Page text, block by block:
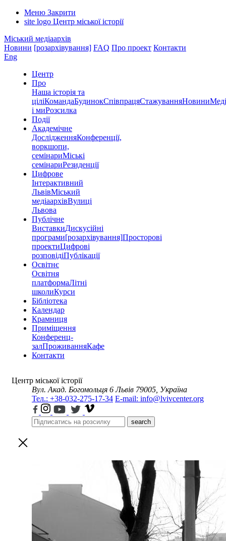
Меню Закрити
site logo Центр міської історії
Міський медіаархів
Новини [розархівування] FAQ Про проект Контакти
Eng
Центр
Про
Наша історія та
ціліКомандаБудинокСпівпрацяСтажуванняНовини
і миРозсилка
Події
Академічне
ДослідженняКонференції,
воркшопи,
семінариМіські
семінариРезиденції
Цифрове
Інтерактивний
ЛьвівМіський
медіаархівВулиці
Львова
Публічне
ВиставкиДискусійні
програми[розархівування]Просторові
проектиЦифрові
розповідіПублікації
Освітнє
Освітня
платформаЛітні
школиКурси
Бібліотека
Календар
Крамниця
Приміщення
Конференц-
залПроживанняКафе
Контакти
Центр міської історії
Вул. Акад. Богомольця 6 Львів 79005, Україна
Тел.: +38-032-275-17-34 E-mail: info@lvivcenter.org
search